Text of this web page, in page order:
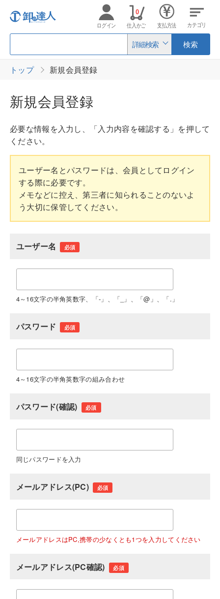
詳細検索 検索
ログイン 仕入かご
0
支払方法 カテゴリ
トップ 新規会員登録
新規会員登録
必要な情報を入力し、「入力内容を確認する」を押して
ください。
ユーザー名とパスワードは、会員としてログイン
する際に必要です。
メモなどに控え、第三者に知られることのないよ
う大切に保管してください。
ユーザー名 必須
4～16文字の半角英数字、「-」、「_」、「@」、「.」
パスワード 必須
4～16文字の半角英数字の組み合わせ
パスワード(確認) 必須
同じパスワードを入力
メールアドレス(PC) 必須
メールアドレスはPC,携帯の少なくとも1つを入力してください
メールアドレス(PC確認) 必須